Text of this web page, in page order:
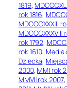
1819,
rok 1816,
MDCCCXXXIII
MDCCCXXXVIII
rok 1792,
rok 1610, Media
Dziecka,
2000, MMI rok
MMVII rok 2007,